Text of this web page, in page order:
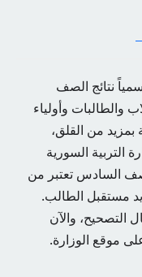
نتائج الصف
والطالبات وأولياء
بمزيد من القلق،
التربية السورية
السادس تعتبر من
مستقبل الطالب.
التصحيح، والآن
موقع الوزارة.